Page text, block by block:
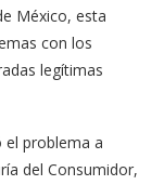
México, esta
con los
legítimas
el problema a
del Consumidor,